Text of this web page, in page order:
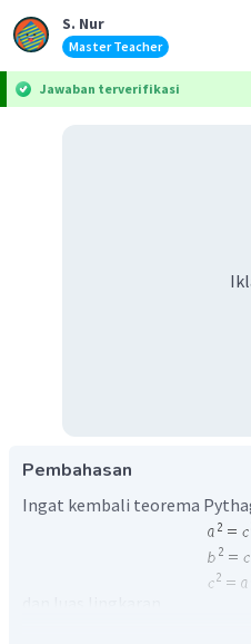
S. Nur
Master Teacher
Jawaban terverifikasi
Pembahasan
Ingat kembali teorema